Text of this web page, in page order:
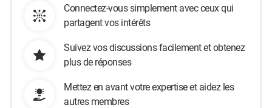
Connectez-vous simplement avec ceux qui
partagent vos intérêts
Suivez vos discussions facilement et obtenez
plus de réponses
Mettez en avant votre expertise et aidez les
autres membres